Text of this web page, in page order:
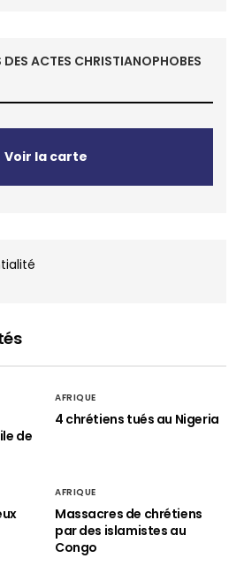
ACTES CHRISTIANOPHOBES
Voir la carte
de
AFRIQUE
4 chrétiens tués au Nigeria
AFRIQUE
Massacres de chrétiens
par des islamistes au
Congo